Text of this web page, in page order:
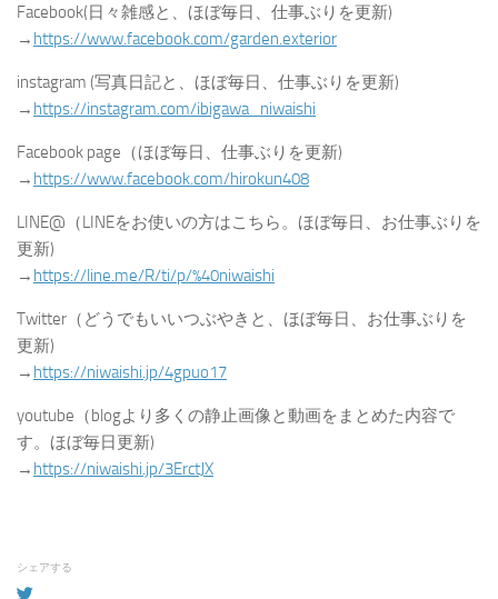
Facebook(日々雑感と、ほぼ毎日、仕事ぶりを更新)
→ https://www.facebook.com/garden.exterior
instagram (写真日記と、ほぼ毎日、仕事ぶりを更新)
→ https://instagram.com/ibigawa_niwaishi
Facebook page（ほぼ毎日、仕事ぶりを更新)
→ https://www.facebook.com/hirokun408
LINE@（LINEをお使いの方はこちら。ほぼ毎日、お仕事ぶりを
更新)
→ https://line.me/R/ti/p/%40niwaishi
Twitter（どうでもいいつぶやきと、ほぼ毎日、お仕事ぶりを
更新)
→ https://niwaishi.jp/4gpuo17
youtube（blogより多くの静止画像と動画をまとめた内容で
す。ほぼ毎日更新)
→ https://niwaishi.jp/3ErctJX
シェアする